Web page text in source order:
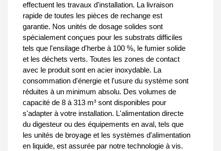
effectuent les travaux d'installation. La livraison
rapide de toutes les pièces de rechange est
garantie. Nos unités de dosage solides sont
spécialement conçues pour les substrats difficiles
tels que l'ensilage d'herbe à 100 %, le fumier solide
et les déchets verts. Toutes les zones de contact
avec le produit sont en acier inoxydable. La
consommation d'énergie et l'usure du système sont
réduites à un minimum absolu. Des volumes de
capacité de 8 à 313 m³ sont disponibles pour
s'adapter à votre installation. L'alimentation directe
du digesteur ou des équipements en aval, tels que
les unités de broyage et les systèmes d'alimentation
en liquide, est assurée par notre technologie à vis.